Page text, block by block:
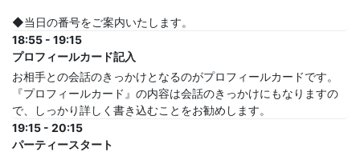
◆当日の番号をご案内いたします。
18:55 - 19:15
プロフィールカード記入
お相手との会話のきっかけとなるのがプロフィールカードです。
『プロフィールカード』の内容は会話のきっかけにもなりますの
で、しっかり詳しく書き込むことをお勧めします。
19:15 - 20:15
パーティースタート